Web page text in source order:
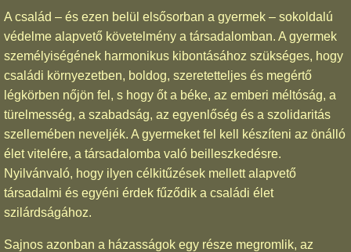
A család – és ezen belül elsősorban a gyermek – sokoldalú
védelme alapvető követelmény a társadalomban. A gyermek
személyiségének harmonikus kibontásához szükséges, hogy
családi környezetben, boldog, szeretetteljes és megértő
légkörben nőjön fel, s hogy őt a béke, az emberi méltóság, a
türelmesség, a szabadság, az egyenlőség és a szolidaritás
szellemében neveljék. A gyermeket fel kell készíteni az önálló
élet vitelére, a társadalomba való beilleszkedésre.
Nyilvánvaló, hogy ilyen célkitűzések mellett alapvető
társadalmi és egyéni érdek fűződik a családi élet
szilárdságához.
Sajnos azonban a házasságok egy része megromlik, az